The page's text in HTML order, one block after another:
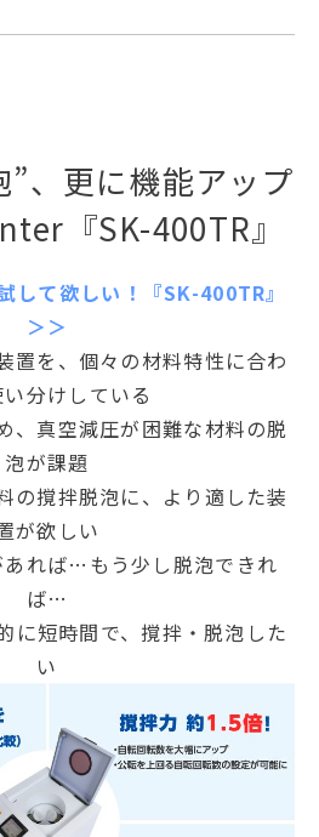
”、更に機能アップ
『SK-400TR』
して欲しい！『SK-400TR』
＞＞
置を、個々の材料特性に合わ
分けしている
、真空減圧が困難な材料の脱
泡が課題
の撹拌脱泡に、より適した装
が欲しい
あれば…もう少し脱泡できれ
ば…
に短時間で、撹拌・脱泡した
い